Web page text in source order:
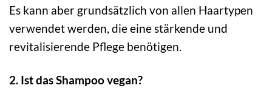
Es kann aber grundsätzlich von allen Haartypen
verwendet werden, die eine stärkende und
revitalisierende Pflege benötigen.
2. Ist das Shampoo vegan?